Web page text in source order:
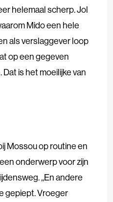
helemaal scherp. Jol
Mido een hele
als verslaggever loop
op een gegeven
is het moeilijke van
Mossou op routine en
onderwerp voor zijn
,,En andere
gepiept. Vroeger